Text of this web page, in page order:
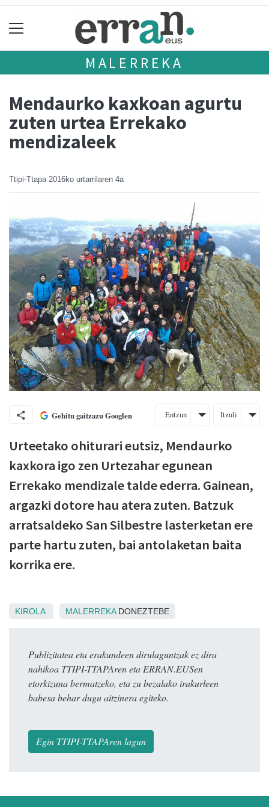
MALERREKA
Mendaurko kaxkoan agurtu
zuten urtea Errekako
mendizaleek
Ttipi-Ttapa 2016ko urtarrilaren 4a
Gehitu gaitzazu Googlen Entzun Itzuli
Urteetako ohiturari eutsiz, Mendaurko
kaxkora igo zen Urtezahar egunean
Errekako mendizale talde ederra. Gainean,
argazki dotore hau atera zuten. Batzuk
arratsaldeko San Silbestre lasterketan ere
parte hartu zuten, bai antolaketan baita
korrika ere.
KIROLA MALERREKADONEZTEBE
Publizitatea eta erakundeen dirulaguntzak ez dira
nahikoa TTIPI-TTAPAren eta ERRAN.EUSen
etorkizuna bermatzeko, eta zu bezalako irakurleen
babesa behar dugu aitzinera egiteko.
Egin TTIPI-TTAPAren lagun